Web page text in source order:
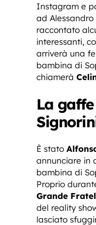
Instagram e
ad
raccontato
interessanti,
arriverà una
bambina di
chiamerà
La
È stato
annunciare in
bambina di
Proprio
Grande
del reality
lasciato